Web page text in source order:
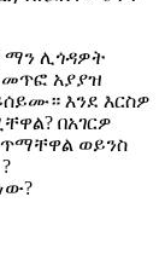
ማን ሊጎዳዎት
አያያዝ
እንደ እርስዎ
በአገርዎ
ወይንስ